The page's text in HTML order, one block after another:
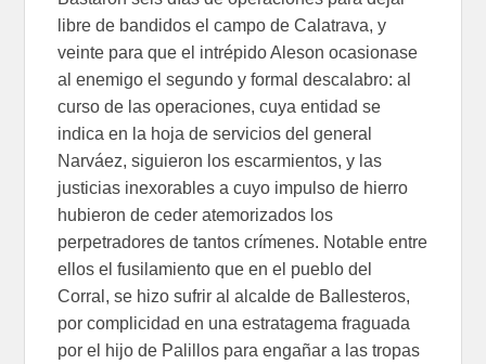
libre de bandidos el campo de Calatrava, y
veinte para que el intrépido Aleson ocasionase
al enemigo el segundo y formal descalabro: al
curso de las operaciones, cuya entidad se
indica en la hoja de servicios del general
Narváez, siguieron los escarmientos, y las
justicias inexorables a cuyo impulso de hierro
hubieron de ceder atemorizados los
perpetradores de tantos crímenes. Notable entre
ellos el fusilamiento que en el pueblo del
Corral, se hizo sufrir al alcalde de Ballesteros,
por complicidad en una estratagema fraguada
por el hijo de Palillos para engañar a las tropas